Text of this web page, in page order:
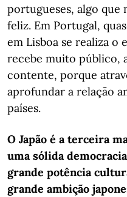
portugueses, algo que
feliz. Em Portugal,
em Lisboa se realiza o
recebe muito público,
contente, porque
aprofundar a relação
países.
O Japão é a terceira
uma sólida
grande potência
grande ambição